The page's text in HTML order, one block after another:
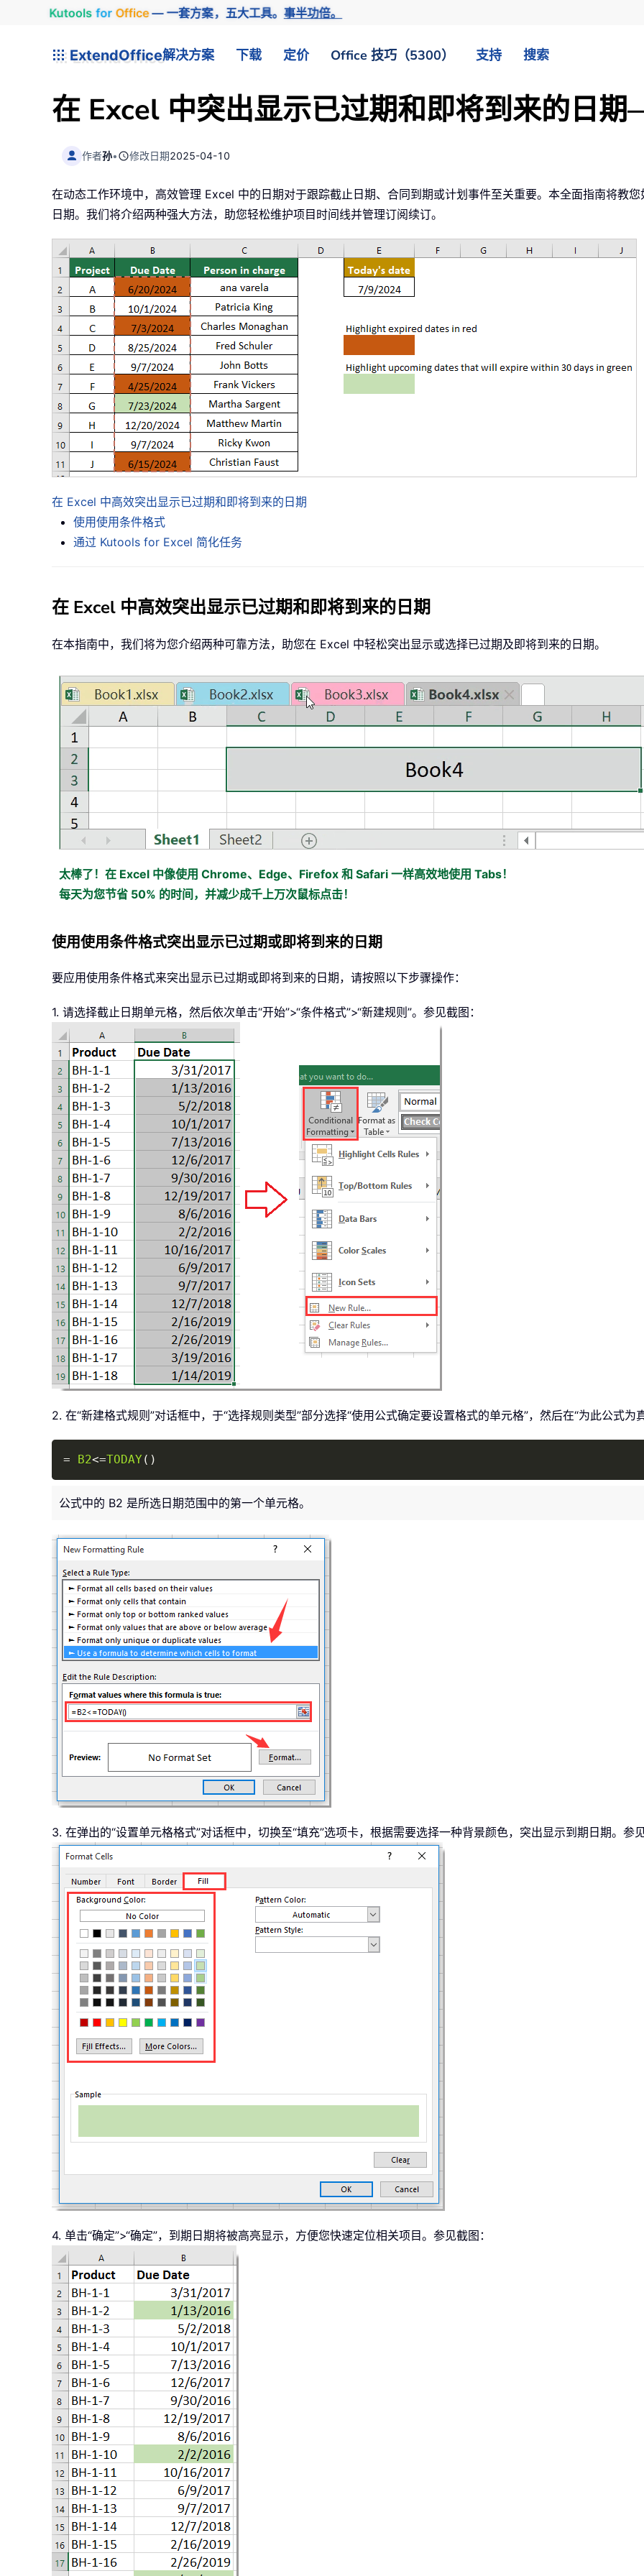
Kutools for Office— 一套方案，五大工具。事半功倍。
ExtendOffice解决方案 下载 定价 Office 技巧（5300） 支持 搜索
在 Excel 中突出显示已过期和即将到来的日
作者孙• 修改日期2025-04-10
在动态工作环境中，高效管理 Excel 中的日期对于跟踪截止日期、合同到期或计划事件至关重要。本全面指南将教
日期。我们将介绍两种强大方法，助您轻松维护项目时间线并管理订阅续订。
在 Excel 中高效突出显示已过期和即将到来的日期
使用使用条件格式
通过 Kutools for Excel 简化任务
在 Excel 中高效突出显示已过期和即将到来的日期
在本指南中，我们将为您介绍两种可靠方法，助您在 Excel 中轻松突出显示或选择已过期及即将到来的日期。
太棒了！在 Excel 中像使用 Chrome、Edge、Firefox 和 Safari 一样高效地使用 Tabs！
每天为您节省 50% 的时间，并减少成千上万次鼠标点击！
使用使用条件格式突出显示已过期或即将到来的日期
要应用使用条件格式来突出显示已过期或即将到来的日期，请按照以下步骤操作：
1. 请选择截止日期单元格，然后依次单击“开始”>“条件格式”>“新建规则”。参见截图：
2. 在“新建格式规则”对话框中，于“选择规则类型”部分选择“使用公式确定要设置格式的单元格”，然后在“为此公式
= B2<=TODAY ( )
公式中的 B2 是所选日期范围中的第一个单元格。
3. 在弹出的“设置单元格格式”对话框中，切换至“填充”选项卡，根据需要选择一种背景颜色，突出显示到期日期。参
4. 单击“确定”>“确定”，到期日期将被高亮显示，方便您快速定位相关项目。参见截图：